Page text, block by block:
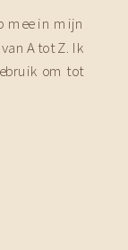
mee in mijn
A tot Z. Ik
om tot